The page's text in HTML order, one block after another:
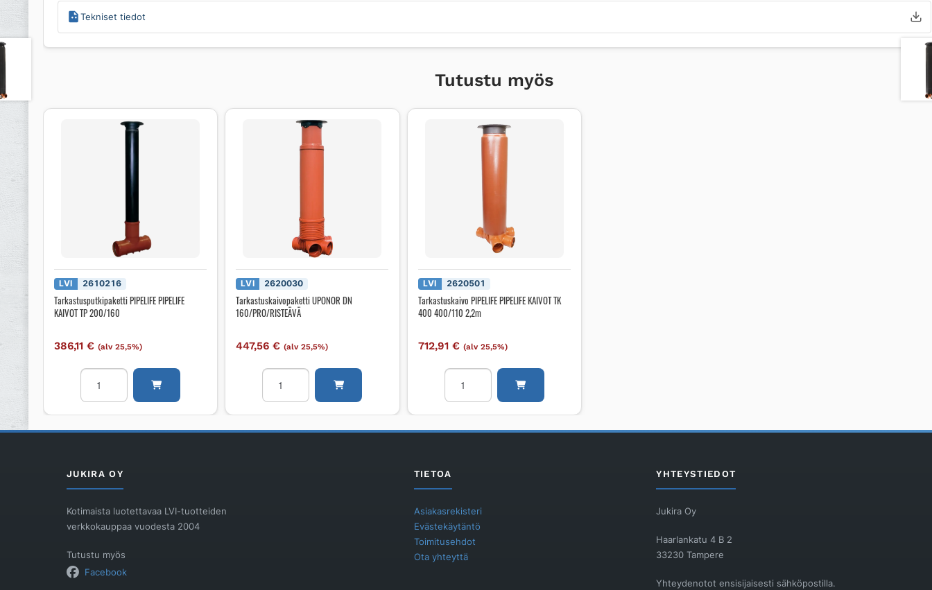
Tekniset tiedot
Tutustu myös
LVI 2610216
Tarkastusputkipaketti PIPELIFE PIPELIFE
KAIVOT TP 200/160
386,11€ (alv 25,5%)
Tarkastusputkipaketti
PIPELIFE
PIPELIFE
TP
LVI 2620030
Tarkastuskaivopaketti UPONOR DN
160/PRO/RISTEÄVÄ
447,56€ (alv 25,5%)
Tarkastuskaivopaketti
UPONOR
DN
määrä
LVI 2620501
Tarkastuskaivo PIPELIFE PIPELIFE KAIVOT TK
400 400/110 2,2m
712,91 € (alv 25,5%)
Tarkastuskaivo
PIPELIFE
PIPELIFE
TK
JUKIRA OY
Kotimaista luotettavaa LVI-tuotteiden
verkkokauppaa vuodesta 2004
Tutustu myös
Facebook
TIETOA
Asiakasrekisteri
Evästekäytäntö
Toimitusehdot
Ota yhteyttä
YHTEYSTIEDOT
Jukira Oy
Haarlankatu 4 B 2
33230 Tampere
Yhteydenotot ensisijaisesti sähköpostilla.